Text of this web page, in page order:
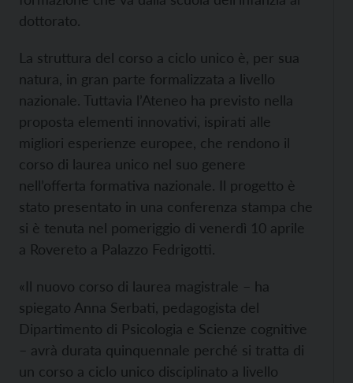
dottorato.
La struttura del corso a ciclo unico è, per sua
natura, in gran parte formalizzata a livello
nazionale. Tuttavia l’Ateneo ha previsto nella
proposta elementi innovativi, ispirati alle
migliori esperienze europee, che rendono il
corso di laurea unico nel suo genere
nell’offerta formativa nazionale. Il progetto è
stato presentato in una conferenza stampa che
si è tenuta nel pomeriggio di venerdì 10 aprile
a Rovereto a Palazzo Fedrigotti.
«Il nuovo corso di laurea magistrale – ha
spiegato Anna Serbati, pedagogista del
Dipartimento di Psicologia e Scienze cognitive
– avrà durata quinquennale perché si tratta di
un corso a ciclo unico disciplinato a livello